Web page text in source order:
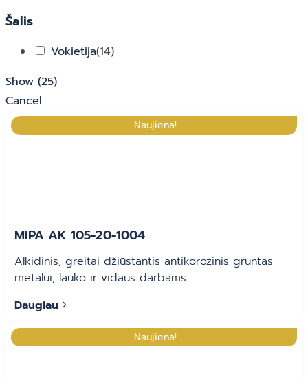
Šalis
Vokietija(14)
Show (25)
Cancel
Naujiena!
MIPA AK 105-20-1004
Alkidinis, greitai džiūstantis antikorozinis gruntas
metalui, lauko ir vidaus darbams
Daugiau
Naujiena!